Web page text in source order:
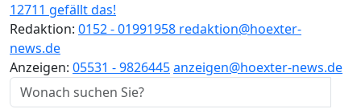
12711 gefällt das!
Redaktion: 0152 - 01991958 redaktion@hoexter-
news.de
Anzeigen: 05531 - 9826445anzeigen@hoexter-news.de